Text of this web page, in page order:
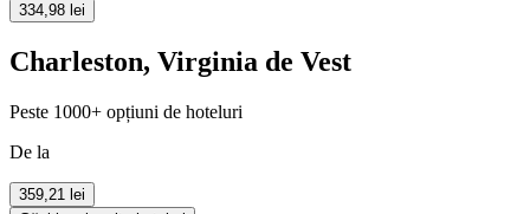
334,98 lei
Charleston, Virginia de Vest
Peste 1000+ opțiuni de hoteluri
De la
359,21 lei